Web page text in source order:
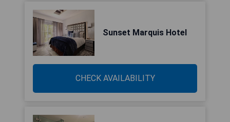
Sunset Marquis Hotel
CHECK AVAILABILITY